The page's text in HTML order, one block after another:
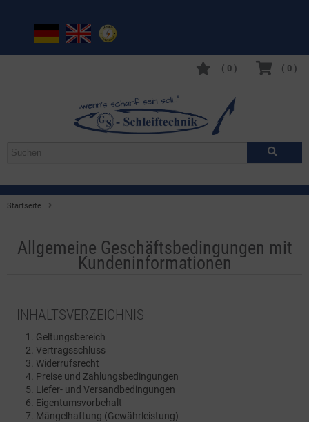
( 0 )
( 0 )
Startseite
Allgemeine Geschäftsbedingungen mit
Kundeninformationen
INHALTSVERZEICHNIS
Geltungsbereich
Vertragsschluss
Widerrufsrecht
Preise und Zahlungsbedingungen
Liefer- und Versandbedingungen
Eigentumsvorbehalt
Mängelhaftung (Gewährleistung)